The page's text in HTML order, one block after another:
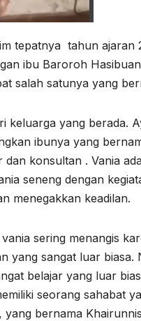
tepatnya tahun ajaran
ibu Baroroh
salah satunya yang
keluarga yang berada.
ibunya yang
dan konsultan . Vania
seneng dengan
menegakkan keadilan.
sering menangis
yang sangat luar
belajar yang luar
seorang sahabat
bernama